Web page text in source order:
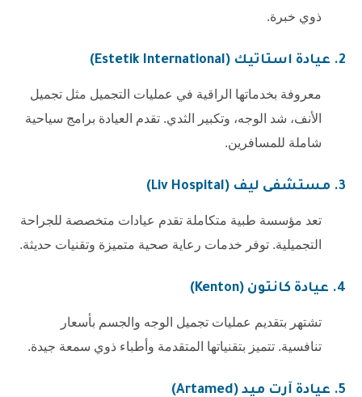
ذوي خبرة.
2. عيادة استاتيك (Estetik International)
معروفة بخدماتها الراقية في عمليات التجميل مثل تجميل
الأنف، شد الوجه، وتكبير الثدي. تقدم العيادة برامج سياحية
شاملة للمسافرين.
3. مستشفى ليف (Liv Hospital)
تعد مؤسسة طبية متكاملة تقدم عيادات متخصصة للجراحة
التجميلية. توفر خدمات رعاية صحية متميزة وتقنيات حديثة.
4. عيادة كانتون (Kenton)
تشتهر بتقديم عمليات تجميل الوجه والجسم بأسعار
تنافسية. تتميز بتقنياتها المتقدمة وأطباء ذوي سمعة جيدة.
5. عيادة آرت ميد (Artamed)